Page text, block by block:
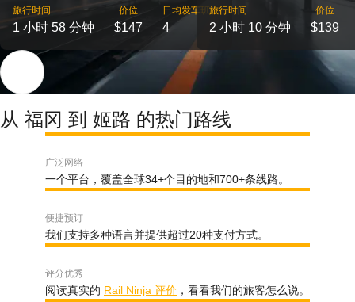
旅行时间
1 小时 58 分钟
价位
$147
日均发车班次
4
旅行时间
2 小时 10 分钟
价位
$139
从 福冈 到 姬路 的热门路线
广泛网络
一个平台，覆盖全球34+个目的地和700+条线路。
便捷预订
我们支持多种语言并提供超过20种支付方式。
评分优秀
阅读真实的 Rail Ninja 评价 ，看看我们的旅客怎么说。